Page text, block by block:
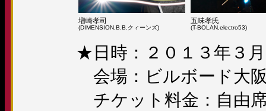
増崎孝司
(DIMENSION,B.B.クィーンズ)
五味孝氏
(T-BOLAN,electro53)
★日時：２０１３年３
会場：ビルボード大
チケット料金：自由